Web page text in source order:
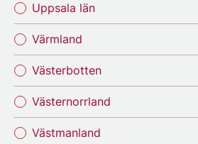
Uppsala län
Värmland
Västerbotten
Västernorrland
Västmanland